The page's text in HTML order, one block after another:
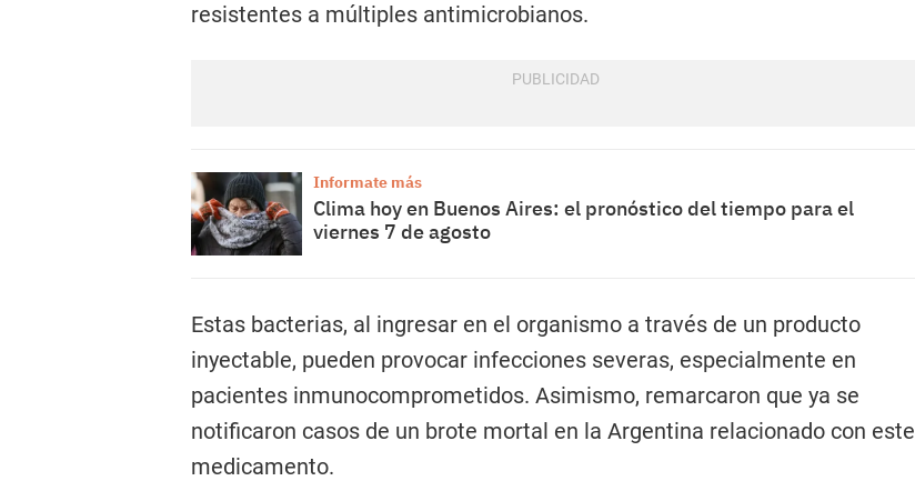
resistentes a múltiples antimicrobianos.
Informate más
Clima hoy en Buenos Aires: el pronóstico del tiempo para el
viernes 7 de agosto
Estas bacterias, al ingresar en el organismo a través de un producto
inyectable, pueden provocar infecciones severas, especialmente en
pacientes inmunocomprometidos. Asimismo, remarcaron que ya se
notificaron casos de un brote mortal en la Argentina relacionado con este
medicamento.